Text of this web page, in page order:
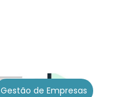
Gestão de Empresas